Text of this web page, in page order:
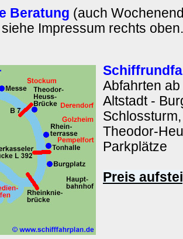
Beratung (auch
Impressum rechts oben.
Abfahrten
Altstadt -
Theodor-
Parkplätze
Preis